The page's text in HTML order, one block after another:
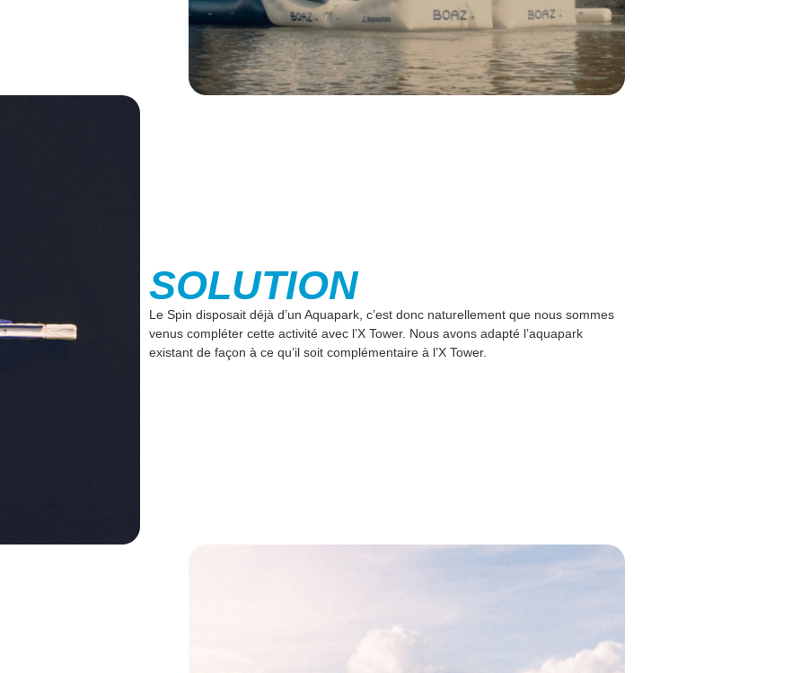
SOLUTION
Le Spin disposait déjà d’un Aquapark, c’est donc naturellement que nous sommes
venus compléter cette activité avec l’X Tower. Nous avons adapté l’aquapark
existant de façon à ce qu’il soit complémentaire à l’X Tower.